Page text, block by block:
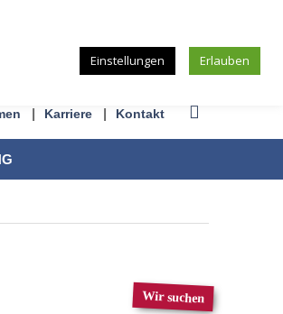
Karriere Kontakt
Wir suchen
Einstellungen Erlauben